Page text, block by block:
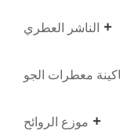
الناشر العطري
معطرات الجو
موزع الروائح